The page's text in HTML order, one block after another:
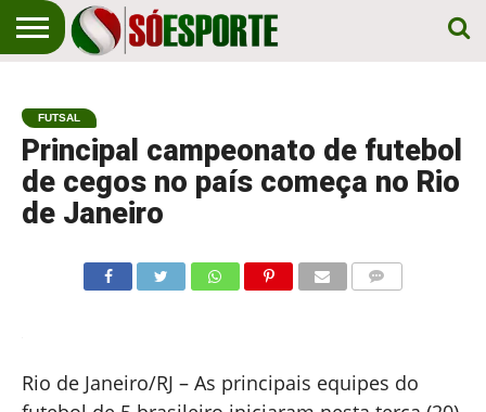
EM
PRIMEIRO
LUGAR!
ESPORTE
FUTSAL
Principal campeonato de futebol
de cegos no país começa no Rio
de Janeiro
Rio de Janeiro/RJ – As principais equipes do